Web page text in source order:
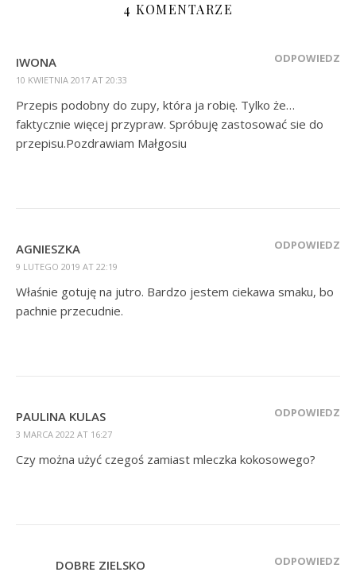
4 KOMENTARZE
IWONA
10 KWIETNIA 2017 AT 20:33
ODPOWIEDZ
Przepis podobny do zupy, która ja robię. Tylko że…
faktycznie więcej przypraw. Spróbuję zastosować sie do
przepisu.Pozdrawiam Małgosiu
AGNIESZKA
9 LUTEGO 2019 AT 22:19
ODPOWIEDZ
Właśnie gotuję na jutro. Bardzo jestem ciekawa smaku, bo
pachnie przecudnie.
PAULINA KULAS
3 MARCA 2022 AT 16:27
ODPOWIEDZ
Czy można użyć czegoś zamiast mleczka kokosowego?
DOBRE ZIELSKO ODPOWIEDZ